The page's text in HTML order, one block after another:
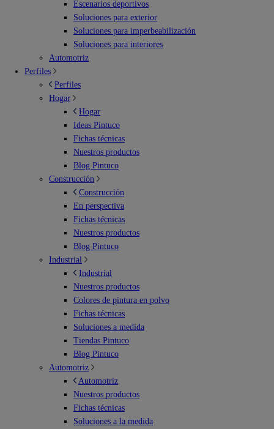
Escenarios deportivos
Soluciones para exterior
Soluciones para imperbeabilización
Soluciones para interiores
Automotriz
Perfiles
Perfiles
Hogar
Hogar
Ideas Pintuco
Fichas técnicas
Nuestros productos
Blog Pintuco
Construcción
Construcción
En perspectiva
Fichas técnicas
Nuestros productos
Blog Pintuco
Industrial
Industrial
Nuestros productos
Colores de pintura en polvo
Fichas técnicas
Soluciones a medida
Tiendas Pintuco
Blog Pintuco
Automotriz
Automotriz
Nuestros productos
Fichas técnicas
Soluciones a la medida